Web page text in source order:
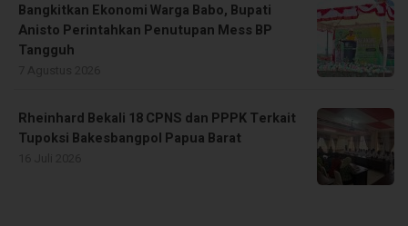
Bangkitkan Ekonomi Warga Babo, Bupati
Anisto Perintahkan Penutupan Mess BP
Tangguh
Rheinhard Bekali 18 CPNS dan PPPK Terkait
Tupoksi Bakesbangpol Papua Barat